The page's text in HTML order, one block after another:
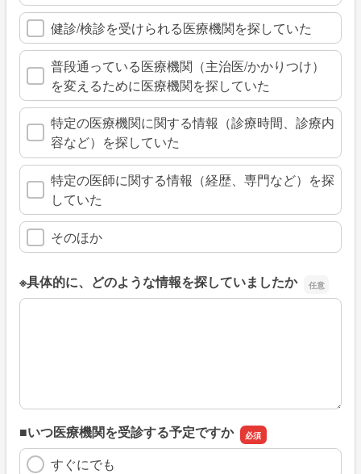
健診/検診を受けられる医療機関を探していた
普段通っている医療機関（主治医/かかりつけ）
を変えるために医療機関を探していた
特定の医療機関に関する情報（診療時間、診療内
容など）を探していた
特定の医師に関する情報（経歴、専門など）を探
していた
そのほか
※具体的に、どのような情報を探していましたか
※具体的に、どのような情報を探していましたか
■いつ医療機関を受診する予定ですか
すぐにでも